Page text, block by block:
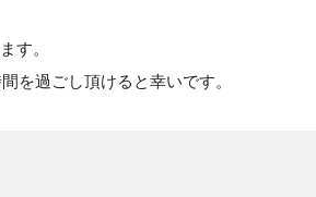
す。
を過ごし頂けると幸いです。